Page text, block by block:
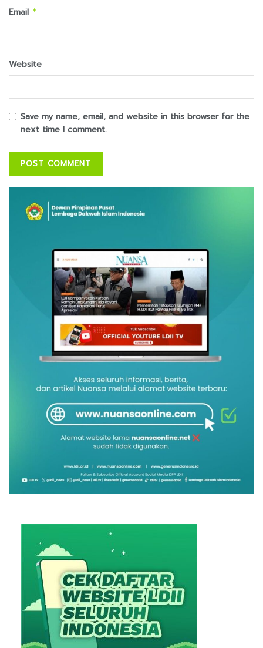
Email *
Website
Save my name, email, and website in this browser for the
next time I comment.